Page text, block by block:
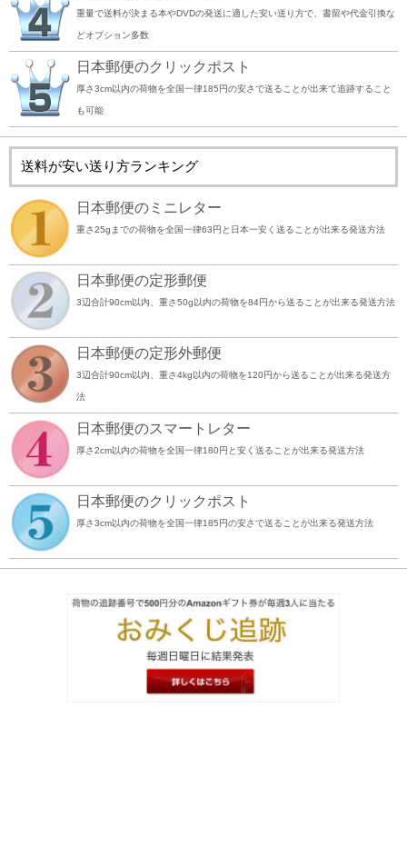
重量で送料が決まる本やDVDの発送に適した安い送り方で、書留や代金引換な
どオプション多数
日本郵便のクリックポスト
厚さ3cm以内の荷物を全国一律185円の安さで送ることが出来て追跡すること
も可能
送料が安い送り方ランキング
日本郵便のミニレター
重さ25gまでの荷物を全国一律63円と日本一安く送ることが出来る発送方法
日本郵便の定形郵便
3辺合計90cm以内、重さ50g以内の荷物を84円から送ることが出来る発送方法
日本郵便の定形外郵便
3辺合計90cm以内、重さ4kg以内の荷物を120円から送ることが出来る発送方
法
日本郵便のスマートレター
厚さ2cm以内の荷物を全国一律180円と安く送ることが出来る発送方法
日本郵便のクリックポスト
厚さ3cm以内の荷物を全国一律185円の安さで送ることが出来る発送方法